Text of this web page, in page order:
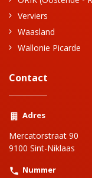
Verviers
Waasland
Wallonie Picarde
Contact
Adres
Mercatorstraat 90
9100 Sint-Niklaas
Nummer